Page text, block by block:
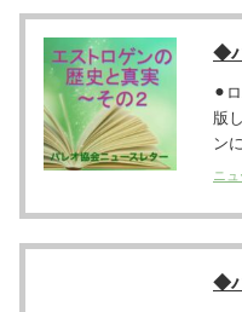
◆
⚫︎
版
ン
ニ
◆